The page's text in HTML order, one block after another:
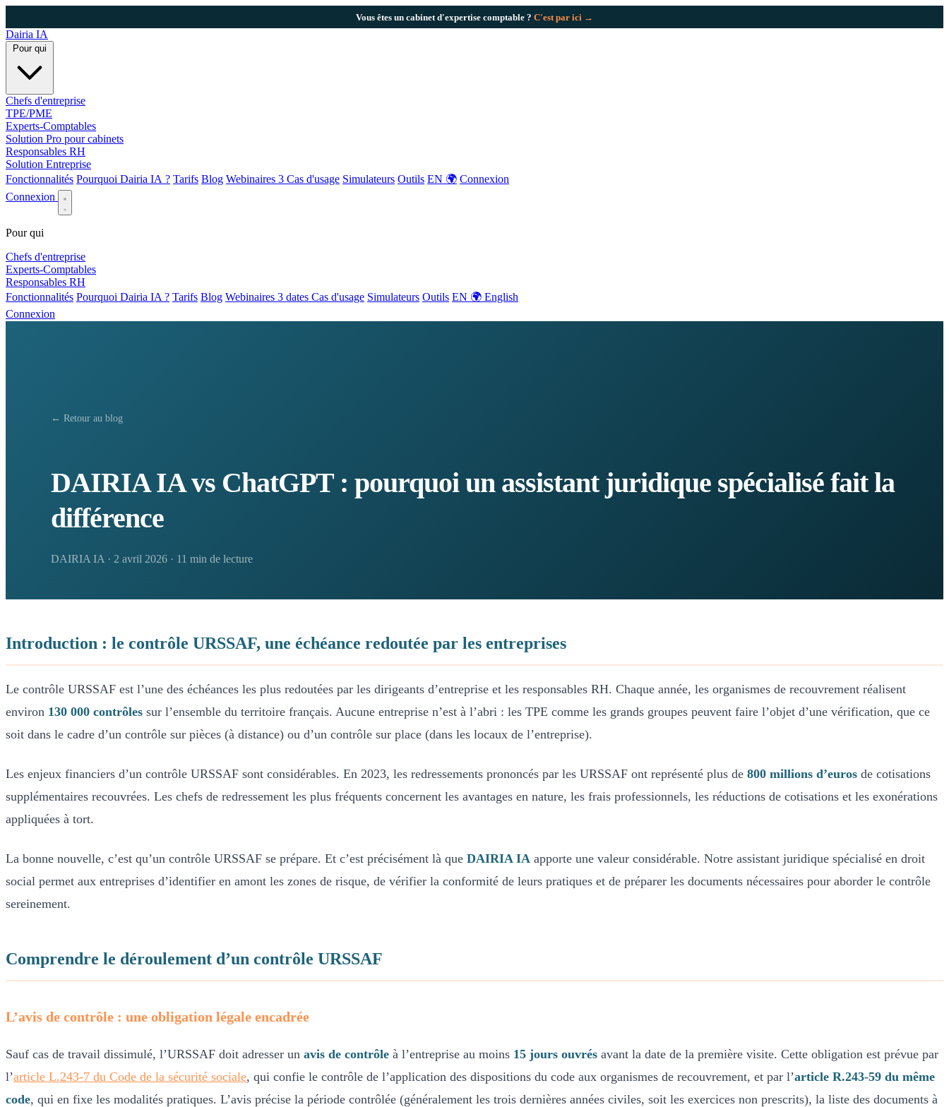
Vous êtes un cabinet d'expertise comptable ? C'est par ici →
Dairia IA
Chefs d'entreprise
TPE/PME
Experts-Comptables
Solution Pro pour cabinets
Responsables RH
Solution Entreprise
Fonctionnalités Pourquoi Dairia IA ? Tarifs Blog Webinaires 3 Cas d'usage Simulateurs Outils EN 🌍 Connexion
Connexion
Pour qui
Chefs d'entreprise
Experts-Comptables
Responsables RH
Fonctionnalités Pourquoi Dairia IA ? Tarifs Blog Webinaires 3 dates Cas d'usage Simulateurs Outils EN 🌍 English
Connexion
← Retour au blog
DAIRIA IA vs ChatGPT : pourquoi un assistant juridique spécialisé fait la
différence
DAIRIA IA · 2 avril 2026 · 11 min de lecture
Introduction : le contrôle URSSAF, une échéance redoutée par les entreprises
Le contrôle URSSAF est l’une des échéances les plus redoutées par les dirigeants d’entreprise et les responsables RH. Chaque année, les organismes de recouvrement réalisent
environ 130 000 contrôles sur l’ensemble du territoire français. Aucune entreprise n’est à l’abri : les TPE comme les grands groupes peuvent faire l’objet d’une vérification, que ce
soit dans le cadre d’un contrôle sur pièces (à distance) ou d’un contrôle sur place (dans les locaux de l’entreprise).
Les enjeux financiers d’un contrôle URSSAF sont considérables. En 2023, les redressements prononcés par les URSSAF ont représenté plus de 800 millions d’euros de cotisations
supplémentaires recouvrées. Les chefs de redressement les plus fréquents concernent les avantages en nature, les frais professionnels, les réductions de cotisations et les exonérations
appliquées à tort.
La bonne nouvelle, c’est qu’un contrôle URSSAF se prépare. Et c’est précisément là que DAIRIA IA apporte une valeur considérable. Notre assistant juridique spécialisé en droit
social permet aux entreprises d’identifier en amont les zones de risque, de vérifier la conformité de leurs pratiques et de préparer les documents nécessaires pour aborder le contrôle
sereinement.
Comprendre le déroulement d’un contrôle URSSAF
L’avis de contrôle : une obligation légale encadrée
Sauf cas de travail dissimulé, l’URSSAF doit adresser un avis de contrôle à l’entreprise au moins 15 jours ouvrés avant la date de la première visite. Cette obligation est prévue par
l’article L.243-7 du Code de la sécurité sociale, qui confie le contrôle de l’application des dispositions du code aux organismes de recouvrement, et par l’article R.243-59 du même
code, qui en fixe les modalités pratiques. L’avis précise la période contrôlée (généralement les trois dernières années civiles, soit les exercices non prescrits), la liste des documents à